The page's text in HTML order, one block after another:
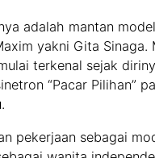
adalah mantan
yakni Gita Sinaga.
terkenal sejak
“Pacar Pilihan”
pekerjaan sebagai